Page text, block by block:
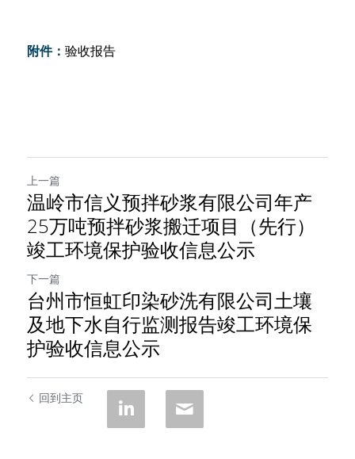
附件： 验收报告
上一篇
温岭市信义预拌砂浆有限公司年产
25万吨预拌砂浆搬迁项目（先行）
竣工环境保护验收信息公示
下一篇
台州市恒虹印染砂洗有限公司土壤
及地下水自行监测报告竣工环境保
护验收信息公示
回到主页